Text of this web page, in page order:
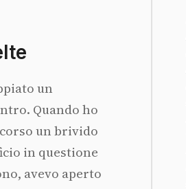
un
Quando ho
un brivido
in questione
avevo aperto